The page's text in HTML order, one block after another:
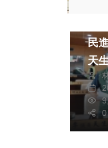
民
天
態
熱門
影視